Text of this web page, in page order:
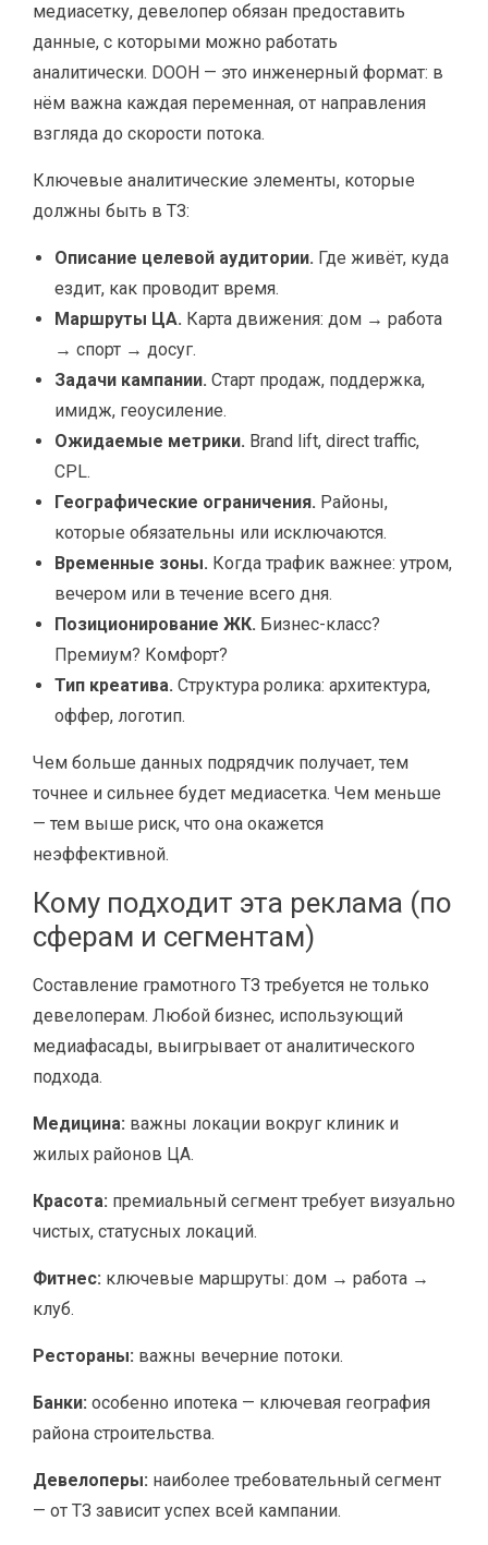
медиасетку, девелопер обязан предоставить
данные, с которыми можно работать
аналитически. DOOH — это инженерный формат: в
нём важна каждая переменная, от направления
взгляда до скорости потока.
Ключевые аналитические элементы, которые
должны быть в ТЗ:
Описание целевой аудитории. Где живёт, куда
ездит, как проводит время.
Маршруты ЦА. Карта движения: дом → работа
→ спорт → досуг.
Задачи кампании. Старт продаж, поддержка,
имидж, геоусиление.
Ожидаемые метрики. Brand lift, direct traffic,
CPL.
Географические ограничения. Районы,
которые обязательны или исключаются.
Временные зоны. Когда трафик важнее: утром,
вечером или в течение всего дня.
Позиционирование ЖК. Бизнес-класс?
Премиум? Комфорт?
Тип креатива. Структура ролика: архитектура,
оффер, логотип.
Чем больше данных подрядчик получает, тем
точнее и сильнее будет медиасетка. Чем меньше
— тем выше риск, что она окажется
неэффективной.
Кому подходит эта реклама (по
сферам и сегментам)
Составление грамотного ТЗ требуется не только
девелоперам. Любой бизнес, использующий
медиафасады, выигрывает от аналитического
подхода.
Медицина: важны локации вокруг клиник и
жилых районов ЦА.
Красота: премиальный сегмент требует визуально
чистых, статусных локаций.
Фитнес: ключевые маршруты: дом → работа →
клуб.
Рестораны: важны вечерние потоки.
Банки: особенно ипотека — ключевая география
района строительства.
Девелоперы: наиболее требовательный сегмент
— от ТЗ зависит успех всей кампании.